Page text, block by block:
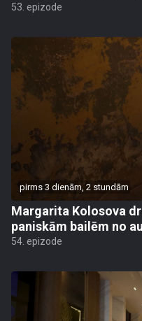
53. epizode
pirms 3 dienām, 2 stundām
Margarita Kolosova
paniskām bailēm no
54. epizode